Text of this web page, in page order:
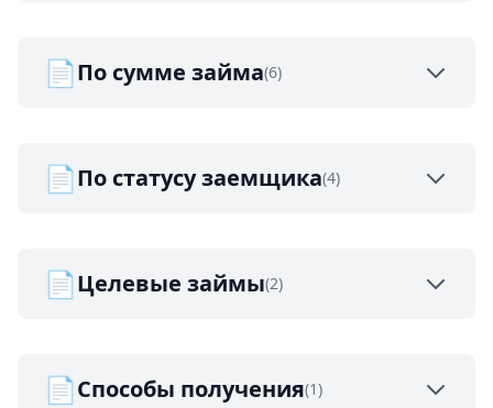
📄По сумме займа(6)
📄По статусу заемщика(4)
📄Целевые займы(2)
📄Способы получения(1)